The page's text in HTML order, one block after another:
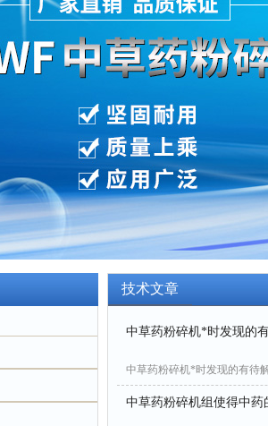
技术文章
中草药粉碎机*时发现的
中草药粉碎机*时发现的有待
中草药粉碎机组使得中